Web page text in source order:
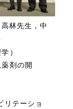
林先生，中
）
剤の開
リテーショ